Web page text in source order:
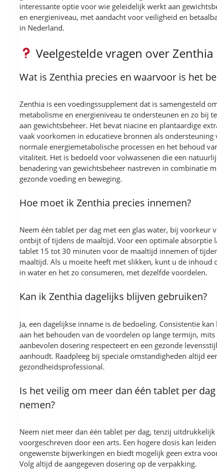
interessante optie voor wie geleidelijk werkt aan
en energieniveau, met aandacht voor veiligheid en
in Nederland.
Veelgestelde vragen over Zenthia
Wat is Zenthia precies en waarvoor is het
Zenthia is een voedingssupplement dat is samengesteld
metabolisme en energieniveau te ondersteunen en zo bij
aan gewichtsbeheer. Het bevat niacine en plantaardige
vaak voorkomen in educatieve bronnen als ondersteuning
normale energiemetabolische processen en het behoud
vitaliteit. Het is bedoeld voor volwassenen die een
benadering van gewichtsbeheer nastreven in combinatie
gezonde voeding en beweging.
Hoe moet ik Zenthia precies innemen?
Neem één tablet per dag met een glas water, bij voorkeur
ontbijt of tijdens de maaltijd. Voor een optimale absorptie
tablet 15 tot 30 minuten voor de maaltijd innemen of
maaltijd. Als u moeite heeft met slikken, kunt u de inhoud
in water en het zo consumeren, met dezelfde voordelen.
Kan ik Zenthia dagelijks blijven gebruiken?
Ja, een dagelijkse inname is de bedoeling. Consistentie
aan het behouden van de voordelen op lange termijn, mits
aanbevolen dosering respecteert en een gezonde levensstijl
aanhoudt. Raadpleeg bij speciale omstandigheden altijd
gezondheidsprofessional.
Is het veilig om meer dan één tablet per
nemen?
Neem niet meer dan één tablet per dag, tenzij uitdrukkelijk
voorgeschreven door een arts. Een hogere dosis kan
ongewenste bijwerkingen en biedt mogelijk geen extra
Volg altijd de aangegeven dosering op de verpakking.